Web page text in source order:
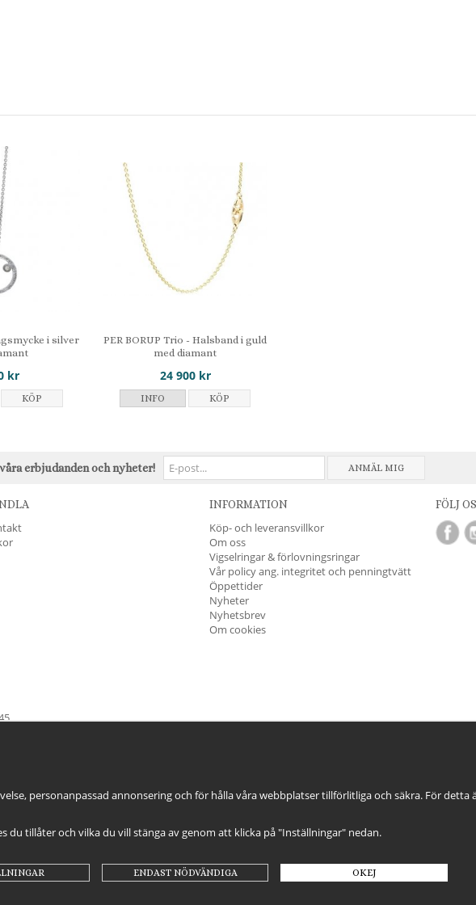
i silver
kr
KÖP
PER BORUP Trio - Halsband i guld
med diamant
24 900 kr
INFO KÖP
erbjudanden och nyheter! ANMÄL MIG
INFORMATION
Köp- och leveransvillkor
Om oss
Vigselringar & förlovningsringar
Vår policy ang. integritet och penningtvätt
Öppettider
Nyheter
Nyhetsbrev
Om cookies
FÖLJ
personanpassad annonsering och för hålla våra webbplatser tillförlitliga och säkra. För
du tillåter och vilka du vill stänga av genom att klicka på "Inställningar" nedan.
ENDAST NÖDVÄNDIGA OKEJ